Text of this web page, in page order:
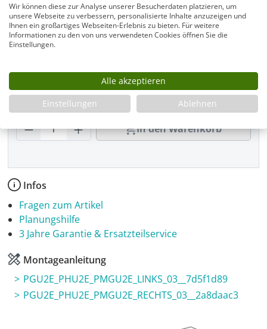
Beschlagfarbe
Montage
Produkt Anzahl: Gib den gewünschten
In den Warenkorb
Infos
Fragen zum Artikel
Planungshilfe
3 Jahre Garantie & Ersatzteilservice
Montageanleitung
PGU2E_PHU2E_PMGU2E_LINKS_03__7d5f1d89
PGU2E_PHU2E_PMGU2E_RECHTS_03__2a8daac3
Wir können diese zur Analyse unserer Besucherdaten platzieren, um
unsere Webseite zu verbessern, personalisierte Inhalte anzuzeigen und
Ihnen ein großartiges Webseiten-Erlebnis zu bieten. Für weitere
Informationen zu den von uns verwendeten Cookies öffnen Sie die
Einstellungen.
Alle akzeptieren
Einstellungen
Ablehnen